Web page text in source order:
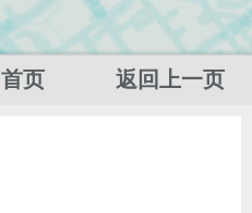
返回上一页
首页